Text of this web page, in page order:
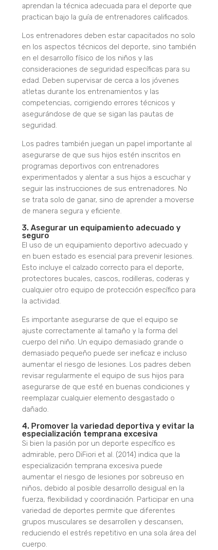
aprendan la técnica adecuada para el deporte que
practican bajo la guía de entrenadores calificados.
Los entrenadores deben estar capacitados no solo
en los aspectos técnicos del deporte, sino también
en el desarrollo físico de los niños y las
consideraciones de seguridad específicas para su
edad. Deben supervisar de cerca a los jóvenes
atletas durante los entrenamientos y las
competencias, corrigiendo errores técnicos y
asegurándose de que se sigan las pautas de
seguridad.
Los padres también juegan un papel importante al
asegurarse de que sus hijos estén inscritos en
programas deportivos con entrenadores
experimentados y alentar a sus hijos a escuchar y
seguir las instrucciones de sus entrenadores. No
se trata solo de ganar, sino de aprender a moverse
de manera segura y eficiente.
3. Asegurar un equipamiento adecuado y
seguro
El uso de un equipamiento deportivo adecuado y
en buen estado es esencial para prevenir lesiones.
Esto incluye el calzado correcto para el deporte,
protectores bucales, cascos, rodilleras, coderas y
cualquier otro equipo de protección específico para
la actividad.
Es importante asegurarse de que el equipo se
ajuste correctamente al tamaño y la forma del
cuerpo del niño. Un equipo demasiado grande o
demasiado pequeño puede ser ineficaz e incluso
aumentar el riesgo de lesiones. Los padres deben
revisar regularmente el equipo de sus hijos para
asegurarse de que esté en buenas condiciones y
reemplazar cualquier elemento desgastado o
dañado.
4. Promover la variedad deportiva y evitar la
especialización temprana excesiva
Si bien la pasión por un deporte específico es
admirable, pero DiFiori et al. (2014) indica que la
especialización temprana excesiva puede
aumentar el riesgo de lesiones por sobreuso en
niños, debido al posible desarrollo desigual en la
fuerza, flexibilidad y coordinación. Participar en una
variedad de deportes permite que diferentes
grupos musculares se desarrollen y descansen,
reduciendo el estrés repetitivo en una sola área del
cuerpo.